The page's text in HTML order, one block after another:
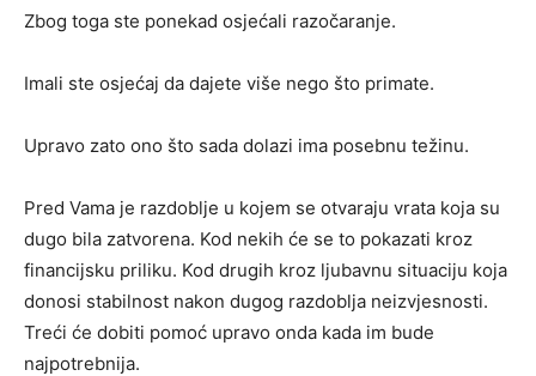
Zbog toga ste ponekad osjećali razočaranje.
Imali ste osjećaj da dajete više nego što primate.
Upravo zato ono što sada dolazi ima posebnu težinu.
Pred Vama je razdoblje u kojem se otvaraju vrata koja su
dugo bila zatvorena. Kod nekih će se to pokazati kroz
financijsku priliku. Kod drugih kroz ljubavnu situaciju koja
donosi stabilnost nakon dugog razdoblja neizvjesnosti.
Treći će dobiti pomoć upravo onda kada im bude
najpotrebnija.